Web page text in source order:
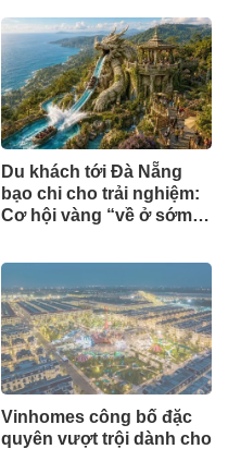
Du khách tới Đà Nẵng
bạo chi cho trải nghiệm:
Cơ hội vàng “về ở sớm,
Ngọc
Vinhomes công bố đặc
quyên vượt trội dành cho